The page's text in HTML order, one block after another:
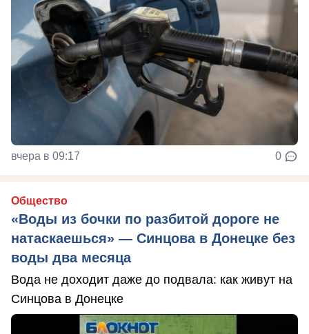
вчера в 09:17 0
Общество
«Воды из бочки по разбитой дороге не
натаскаешься» — Синцова в Донецке без
воды два месяца
Вода не доходит даже до подвала: как живут на
Синцова в Донецке